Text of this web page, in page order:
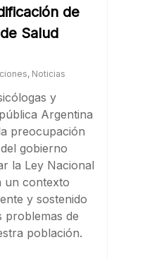
de
Salud
, Noticias
y
Argentina
preocupación
gobierno
la Ley Nacional
un contexto
y sostenido
problemas de
población.